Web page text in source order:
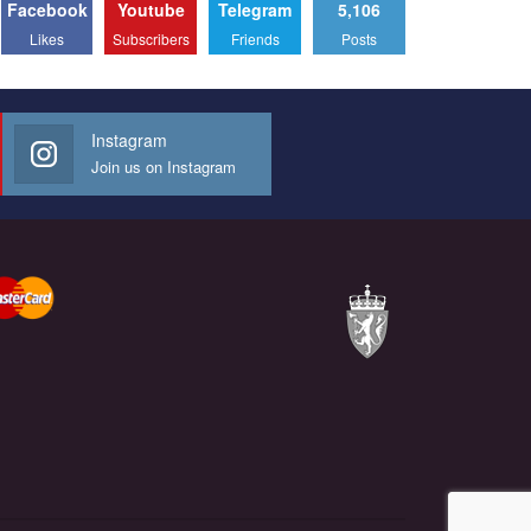
Facebook
Likes
Youtube
Subscribers
Telegram
Friends
5,106
Posts
Instagram
Join us on Instagram